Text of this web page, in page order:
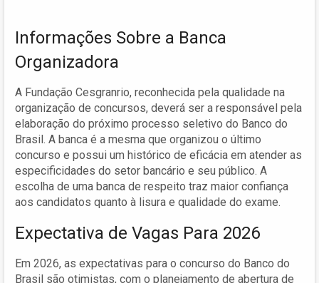
Informações Sobre a Banca
Organizadora
A Fundação Cesgranrio, reconhecida pela qualidade na
organização de concursos, deverá ser a responsável pela
elaboração do próximo processo seletivo do Banco do
Brasil. A banca é a mesma que organizou o último
concurso e possui um histórico de eficácia em atender as
especificidades do setor bancário e seu público. A
escolha de uma banca de respeito traz maior confiança
aos candidatos quanto à lisura e qualidade do exame.
Expectativa de Vagas Para 2026
Em 2026, as expectativas para o concurso do Banco do
Brasil são otimistas, com o planejamento de abertura de